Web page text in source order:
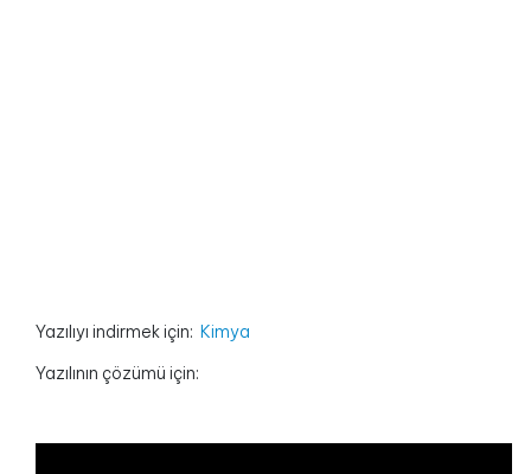
Yazılıyı indirmek için: Kimya
Yazılının çözümü için: